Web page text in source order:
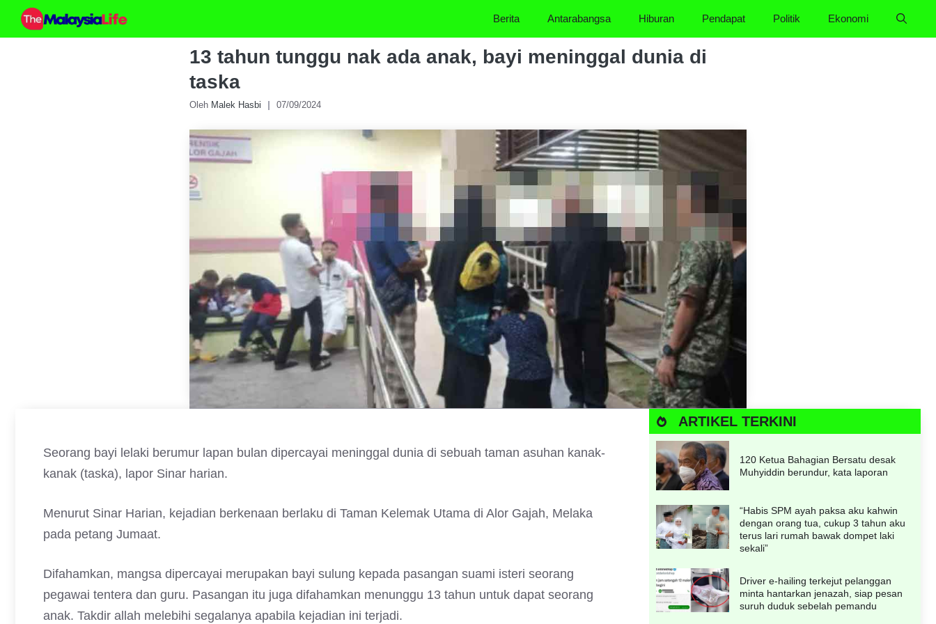
Skip
Berita Antarabangsa Hiburan Pendapat Politik Ekonomi
13 tahun tunggu nak ada anak, bayi meninggal dunia di
taska
Oleh Malek Hasbi 07/09/2024
Seorang bayi lelaki berumur lapan bulan dipercayai meninggal dunia di sebuah taman asuhan kanak-
kanak (taska), lapor Sinar harian.
Menurut Sinar Harian, kejadian berkenaan berlaku di Taman Kelemak Utama di Alor Gajah, Melaka
pada petang Jumaat.
Difahamkan, mangsa dipercayai merupakan bayi sulung kepada pasangan suami isteri seorang
pegawai tentera dan guru. Pasangan itu juga difahamkan menunggu 13 tahun untuk dapat seorang
anak. Takdir allah melebihi segalanya apabila kejadian ini terjadi.
ARTIKEL TERKINI
120 Ketua Bahagian Bersatu desak
Muhyiddin berundur, kata laporan
“Habis SPM ayah paksa aku kahwin
dengan orang tua, cukup 3 tahun aku
terus lari rumah bawak dompet laki
sekali”
Driver e-hailing terkejut pelanggan
minta hantarkan jenazah, siap pesan
suruh duduk sebelah pemandu